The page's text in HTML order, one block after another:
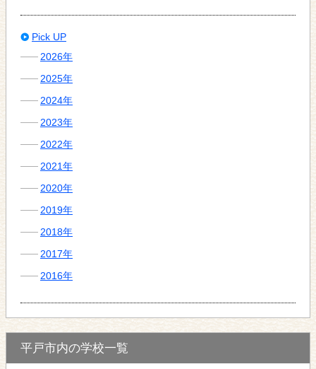
Pick UP
2026年
2025年
2024年
2023年
2022年
2021年
2020年
2019年
2018年
2017年
2016年
平戸市内の学校一覧